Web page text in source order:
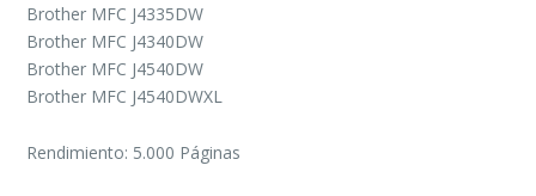
Brother MFC J4335DW
Brother MFC J4340DW
Brother MFC J4540DW
Brother MFC J4540DWXL
Rendimiento: 5.000 Páginas